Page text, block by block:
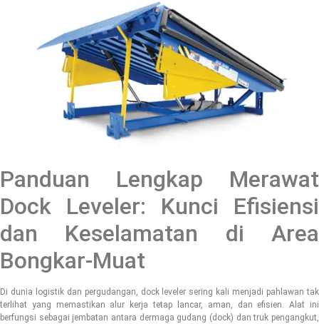
Panduan Lengkap Merawat
Dock Leveler: Kunci Efisiensi
dan Keselamatan di Area
Bongkar-Muat
Di dunia logistik dan pergudangan, dock leveler sering kali menjadi pahlawan tak
terlihat yang memastikan alur kerja tetap lancar, aman, dan efisien. Alat ini
berfungsi sebagai jembatan antara dermaga gudang (dock) dan truk pengangkut,